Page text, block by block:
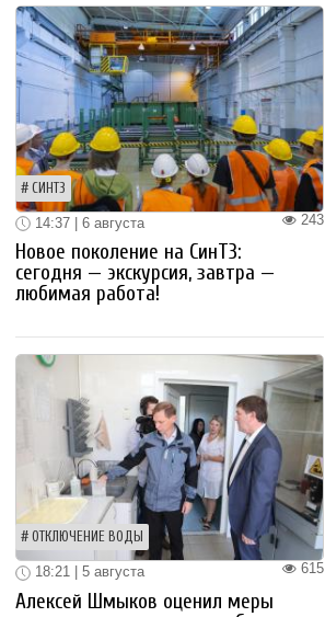
СИНТЗ
243
14:37 | 6 августа
Новое поколение на СинТЗ:
сегодня — экскурсия, завтра —
любимая работа!
ОТКЛЮЧЕНИЕ ВОДЫ
615
18:21 | 5 августа
Алексей Шмыков оценил меры